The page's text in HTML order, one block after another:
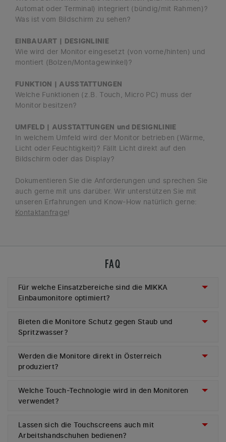
Automat oder Terminal) integriert (bündig/mit Rahmen)?
Was ist vom Bildschirm zu sehen?
EINBAUART | DESIGNLINIE
Wie wird der Monitor eingesetzt (von vorne/hinten) und
montiert (Bolzen/Montagewinkel)?
FUNKTION | AUSSTATTUNGEN
Welche Funktionen (z.B. Touch, Micro PC) muss der
Monitor besitzen?
UMFELD | AUSSTATTUNGEN und DESIGNLINIE
In welchem Umfeld wird der Monitor betrieben (Wärme,
Licht oder Feuchtigkeit)? Fällt Licht direkt auf den
Bildschirm oder das Display?
Dokumentieren Sie die Anforderungen und sprechen Sie
auch gerne mit uns darüber. Wir unterstützen Sie mit
unseren Erfahrungen und Know-How natürlich gerne:
Kontaktanfrage!
FAQ
Für welche Einsatzbereiche sind die MIKKA
Einbaumonitore optimiert?
Bieten die Monitore Schutz gegen Staub und
Spritzwasser?
Werden die Monitore direkt in Österreich
produziert?
Welche Touch-Technologie wird in den Monitoren
verwendet?
Lassen sich die Touchscreens auch mit
Arbeitshandschuhen bedienen?